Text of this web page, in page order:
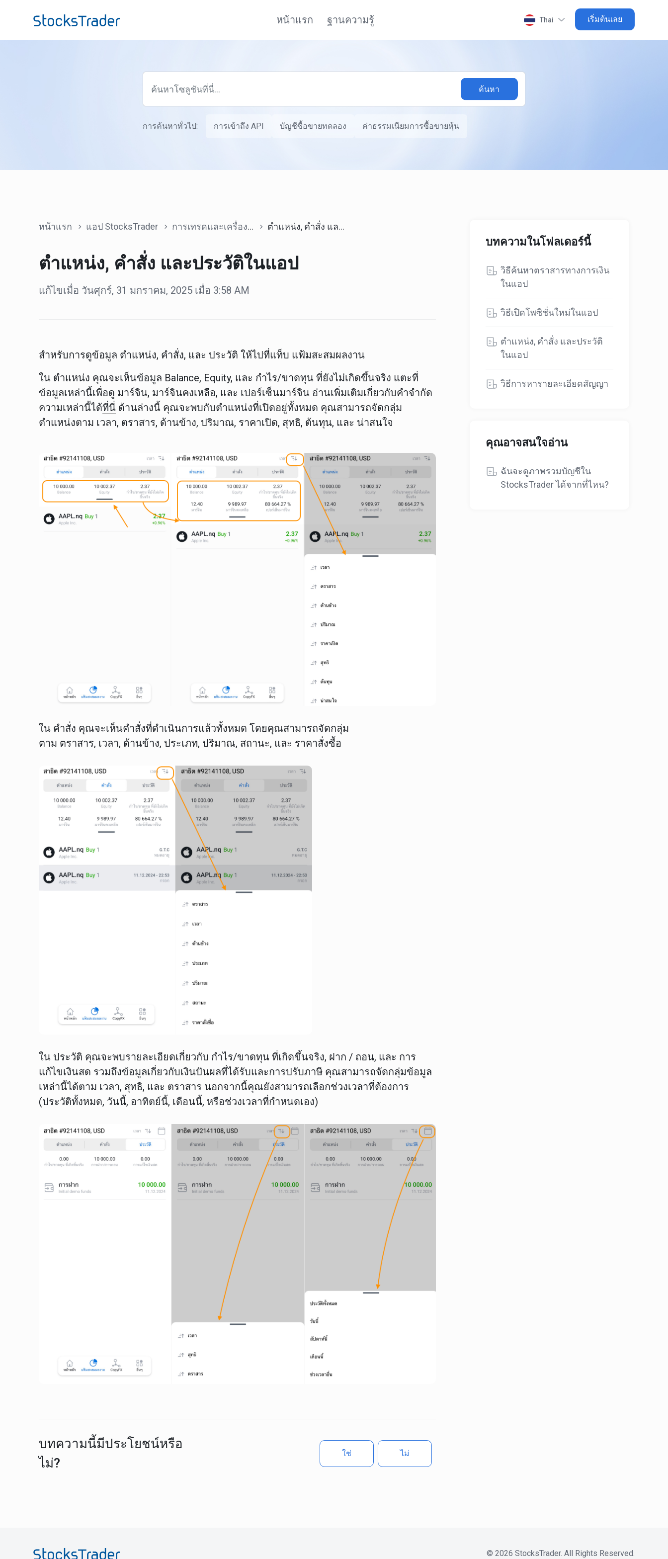
หน้าแรก ฐานความรู้ Thai เริ่มต้นเลย
การค้นหาทั่วไป: การเข้าถึง API บัญชีซื้อขายทดลอง ค่าธรรมเนียมการซื้อขายหุ้น
หน้าแรก แอป StocksTrader การเทรดและเครื่องมือ ตำแหน่ง, คำสั่ง และประวัติในแอป
ตำแหน่ง, คำสั่ง และประวัติในแอป
แก้ไขเมื่อ วันศุกร์, 31 มกราคม, 2025 เมื่อ 3:58 AM
สำหรับการดูข้อมูล ตำแหน่ง, คำสั่ง, และ ประวัติ ให้ไปที่แท็บ แฟ้มสะสมผลงาน
ใน ตำแหน่ง คุณจะเห็นข้อมูล Balance, Equity, และ กำไร/ขาดทุน ที่ยังไม่เกิดขึ้นจริง แตะที่
ข้อมูลเหล่านี้เพื่อดู มาร์จิน, มาร์จินคงเหลือ, และ เปอร์เซ็นมาร์จิน อ่านเพิ่มเติมเกี่ยวกับคำจำกัด
ความเหล่านี้ได้ที่นี่ ด้านล่างนี้ คุณจะพบกับตำแหน่งที่เปิดอยู่ทั้งหมด คุณสามารถจัดกลุ่ม
ตำแหน่งตาม เวลา, ตราสาร, ด้านข้าง, ปริมาณ, ราคาเปิด, สุทธิ, ต้นทุน, และ น่าสนใจ
ใน คำสั่ง คุณจะเห็นคำสั่งที่ดำเนินการแล้วทั้งหมด โดยคุณสามารถจัดกลุ่ม
ตาม ตราสาร, เวลา, ด้านข้าง, ประเภท, ปริมาณ, สถานะ, และ ราคาสั่งซื้อ
ใน ประวัติ คุณจะพบรายละเอียดเกี่ยวกับ กำไร/ขาดทุน ที่เกิดขึ้นจริง, ฝาก / ถอน, และ การ
แก้ไขเงินสด รวมถึงข้อมูลเกี่ยวกับเงินปันผลที่ได้รับและการปรับภาษี คุณสามารถจัดกลุ่มข้อมูล
เหล่านี้ได้ตาม เวลา, สุทธิ, และ ตราสาร นอกจากนี้คุณยังสามารถเลือกช่วงเวลาที่ต้องการ
(ประวัติทั้งหมด, วันนี้, อาทิตย์นี้, เดือนนี้, หรือช่วงเวลาที่กำหนดเอง)
บทความนี้มีประโยชน์หรือ
ไม่?
ไม่
ใช่
บทความในโฟลเดอร์นี้
วิธีค้นหาตราสารทางการเงิน
ในแอป
วิธีเปิดโพซิชั่นใหม่ในแอป
ตำแหน่ง, คำสั่ง และประวัติ
ในแอป
วิธีการหารายละเอียดสัญญา
คุณอาจสนใจอ่าน
ฉันจะดูภาพรวมบัญชีใน
StocksTrader ได้จากที่ไหน?
© 2026 StocksTrader. All Rights Reserved.